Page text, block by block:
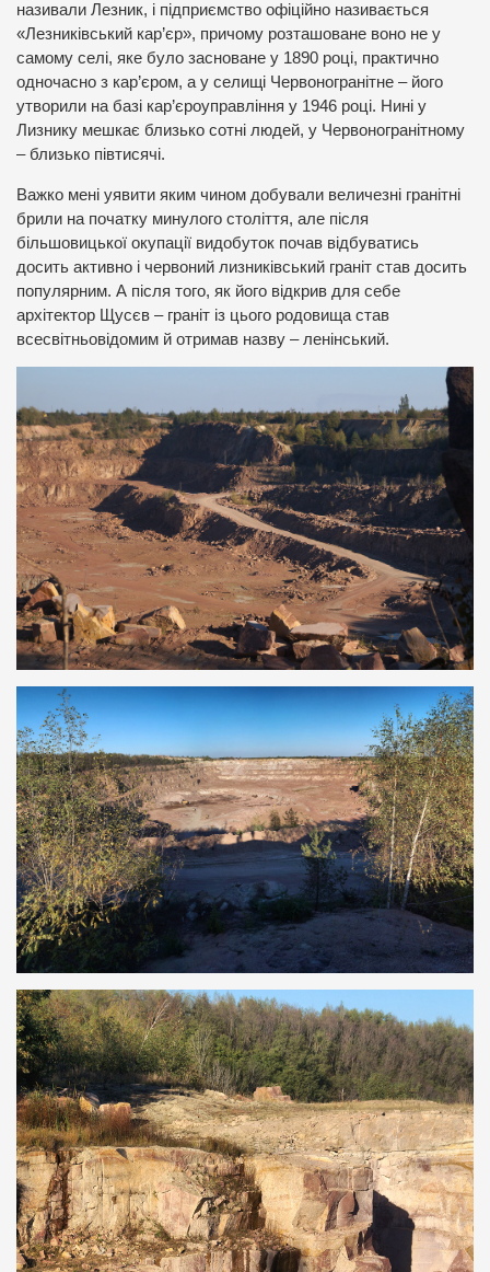
називали Лезник, і підприємство офіційно називається
«Лезниківський кар’єр», причому розташоване воно не у
самому селі, яке було засноване у 1890 році, практично
одночасно з кар’єром, а у селищі Червоногранітне – його
утворили на базі кар’єроуправління у 1946 році. Нині у
Лизнику мешкає близько сотні людей, у Червоногранітному
– близько півтисячі.
Важко мені уявити яким чином добували величезні гранітні
брили на початку минулого століття, але після
більшовицької окупації видобуток почав відбуватись
досить активно і червоний лизниківський граніт став досить
популярним. А після того, як його відкрив для себе
архітектор Щусєв – граніт із цього родовища став
всесвітньовідомим й отримав назву – ленінський.